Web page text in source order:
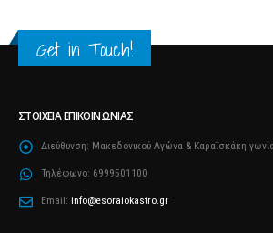
Get in Touch!
ΣΤΟΙΧΕΊΑ ΕΠΙΚΟΙΝΩΝΊΑΣ
Διεύθυνση: Μακεδονικού Αγώνα & Καραΐσκάκη
Τηλέφωνο: 6999501100
Email: info@esoraiokastro.gr